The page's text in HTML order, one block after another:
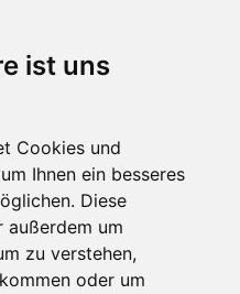
ist uns
Cookies und
Ihnen ein besseres
Diese
außerdem um
zu verstehen,
oder um
- Österreich